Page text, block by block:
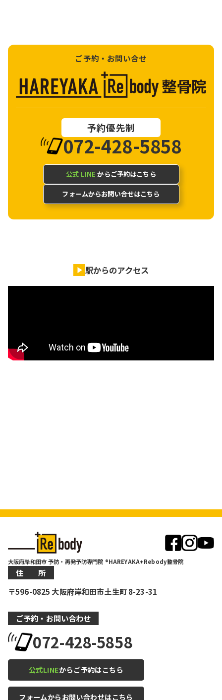
ご予約・お問い合せ
予約優先制
072-428-5858
公式 LINE からご予約はこちら
フォームからお問い合せはこちら
駅からのアクセス
大阪府岸和田市 予防・再発予防専門院 ®HAREYAKA+Rebody整骨院
住 所
〒596-0825 大阪府岸和田市土生町 8-23-31
ご予約・お問い合わせ
072-428-5858
公式LINEからご予約はこちら
フォームからお問い合わせはこちら